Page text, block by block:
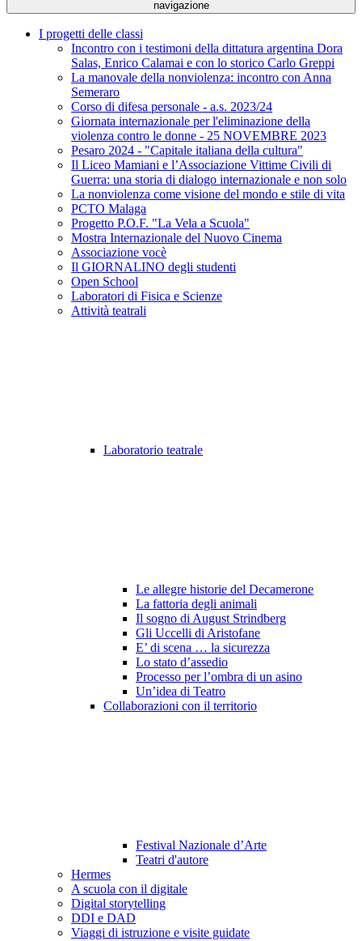
navigazione
I progetti delle classi
Incontro con i testimoni della dittatura argentina Dora
Salas, Enrico Calamai e con lo storico Carlo Greppi
La manovale della nonviolenza: incontro con Anna
Semeraro
Corso di difesa personale - a.s. 2023/24
Giornata internazionale per l'eliminazione della
violenza contro le donne - 25 NOVEMBRE 2023
Pesaro 2024 - "Capitale italiana della cultura"
Il Liceo Mamiani e l’Associazione Vittime Civili di
Guerra: una storia di dialogo internazionale e non solo
La nonviolenza come visione del mondo e stile di vita
PCTO Malaga
Progetto P.O.F. "La Vela a Scuola"
Mostra Internazionale del Nuovo Cinema
Associazione vocè
Il GIORNALINO degli studenti
Open School
Laboratori di Fisica e Scienze
Attività teatrali
Laboratorio teatrale
Le allegre historie del Decamerone
La fattoria degli animali
Il sogno di August Strindberg
Gli Uccelli di Aristofane
E’ di scena … la sicurezza
Lo stato d’assedio
Processo per l’ombra di un asino
Un’idea di Teatro
Collaborazioni con il territorio
Festival Nazionale d’Arte
Teatri d'autore
Hermes
A scuola con il digitale
Digital storytelling
DDI e DAD
Viaggi di istruzione e visite guidate